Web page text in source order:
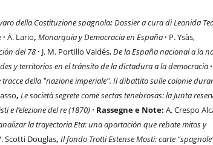
della Costituzione spagnola:Dossier a cura di Leonida
·Á. Lario,Monarquía y Democracia en España· P. Ysàs,
del 78· J. M. Portillo Valdés,De la España nacional a la
y territorios en el tránsito de la dictadura a la democracia·
tracce della "nazione imperiale".Il dibattito sulle colonie
,Le società segrete come sectas tenebrosas: la Junta
e l’elezione del re (1870)· Rassegne e Note:A. Crespo
la trayectoria Eta: una aportación que rebate mitos y
Scotti Douglas,Il fondo Trotti Estense Mosti: carte